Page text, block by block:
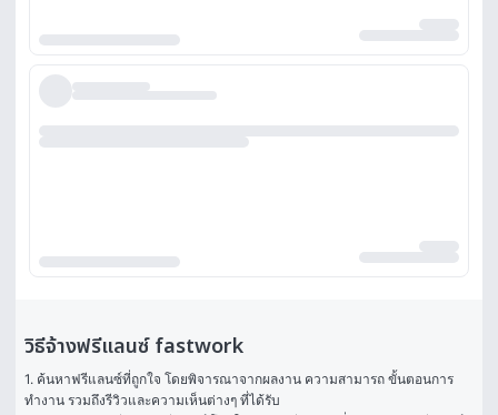
วิธีจ้างฟรีแลนซ์ fastwork
1. ค้นหาฟรีแลนซ์ที่ถูกใจ โดยพิจารณาจากผลงาน ความสามารถ ขั้นตอนการ
ทำงาน รวมถึงรีวิวและความเห็นต่างๆ ที่ได้รับ